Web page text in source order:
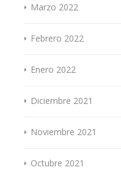
Marzo 2022
Febrero 2022
Enero 2022
Diciembre 2021
Noviembre 2021
Octubre 2021